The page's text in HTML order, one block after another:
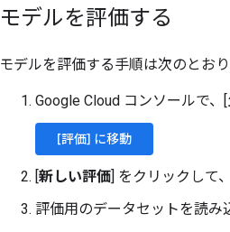
モデルを評価する
モデルを評価する手順は次のとおり
Google Cloud コンソールで、
[評価] に移動
[新しい評価] をクリックして
評価用のデータセットを読み